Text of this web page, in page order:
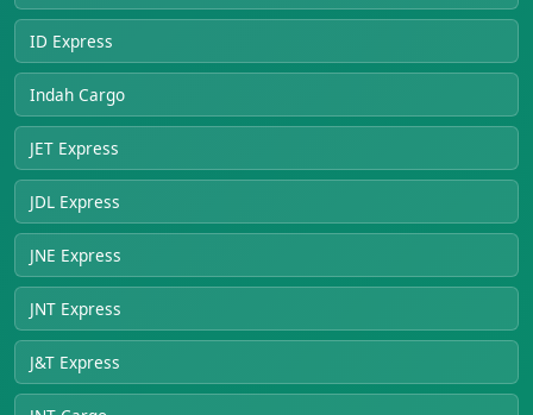
ID Express
Indah Cargo
JET Express
JDL Express
JNE Express
JNT Express
J&T Express